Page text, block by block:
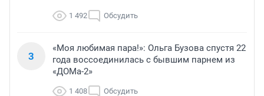
1 492 Обсудить
3
«Моя любимая пара!»: Ольга Бузова спустя 22
года воссоединилась с бывшим парнем из
«ДОМа-2»
1 408 Обсудить